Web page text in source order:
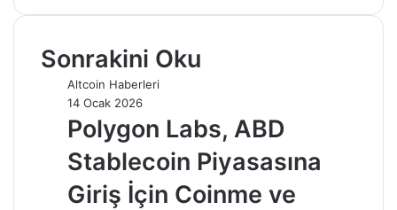
Sonrakini Oku
Altcoin Haberleri
14 Ocak 2026
Polygon Labs, ABD
Stablecoin Piyasasına
Giriş İçin Coinme ve